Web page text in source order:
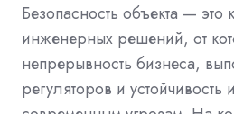
Безопасность объекта — это
инженерных решений, от
непрерывность бизнеса,
регуляторов и устойчивость